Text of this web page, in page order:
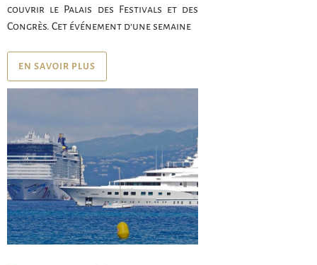
couvrir le Palais des Festivals et des
Congrès. Cet événement d’une semaine
EN SAVOIR PLUS